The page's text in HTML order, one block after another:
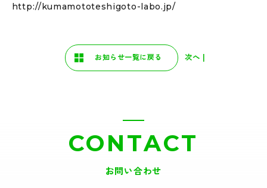
http://kumamototeshigoto-labo.jp/
お知らせ一覧に戻る 次へ |
CONTACT
お問い合わせ